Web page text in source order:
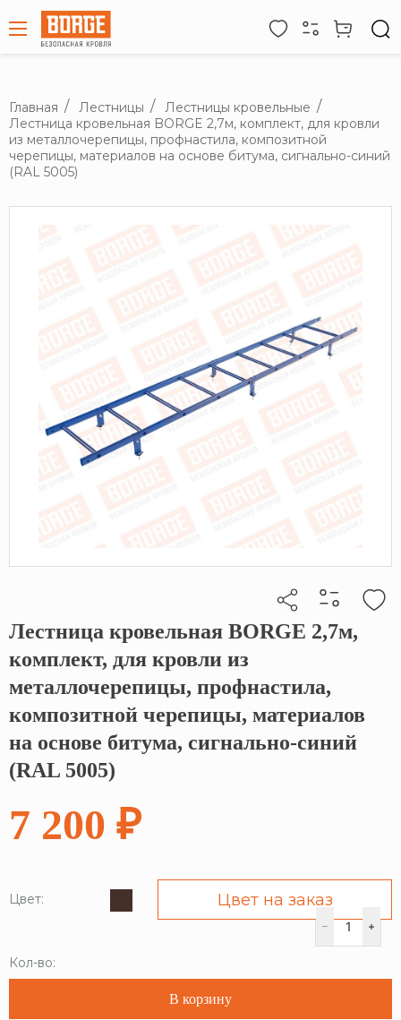
Главная Лестницы
Лестницы кровельные
Лестница кровельная BORGE 2,7м, комплект, для кровли
из металлочерепицы, профнастила, композитной
черепицы, материалов на основе битума, сигнально-синий
(RAL 5005)
Кликните, чтобы скопировать прямую ссылку
Лестница кровельная BORGE 2,7м,
комплект, для кровли из
металлочерепицы, профнастила,
композитной черепицы, материалов
на основе битума, сигнально-синий
(RAL 5005)
7 200 ₽
Цвет: Цвет на заказ
Кол-во:
В корзину